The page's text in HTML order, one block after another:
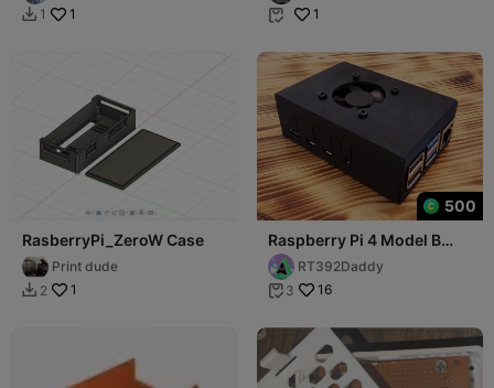
 1 1  1
RasberryPi_ZeroW Case
Print dude
 2 1
500
Raspberry Pi 4 Model B
CaseRT392Daddy
 3 16